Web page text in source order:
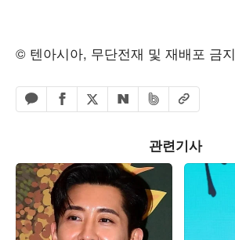
© 텐아시아, 무단전재 및 재배포 금지
카카오톡 공유하기
페이스북 공유하기
엑스 공유하기
네이버 공유하기
밴드 공유하기
URL복사
관련기사